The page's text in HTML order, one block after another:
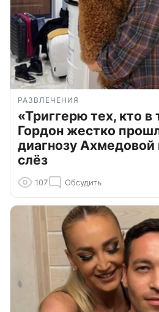
РАЗВЛЕЧЕНИЯ
«Триггерю тех, кто в
Гордон жестко
диагнозу Ахмедовой
слёз
107 Обсудить